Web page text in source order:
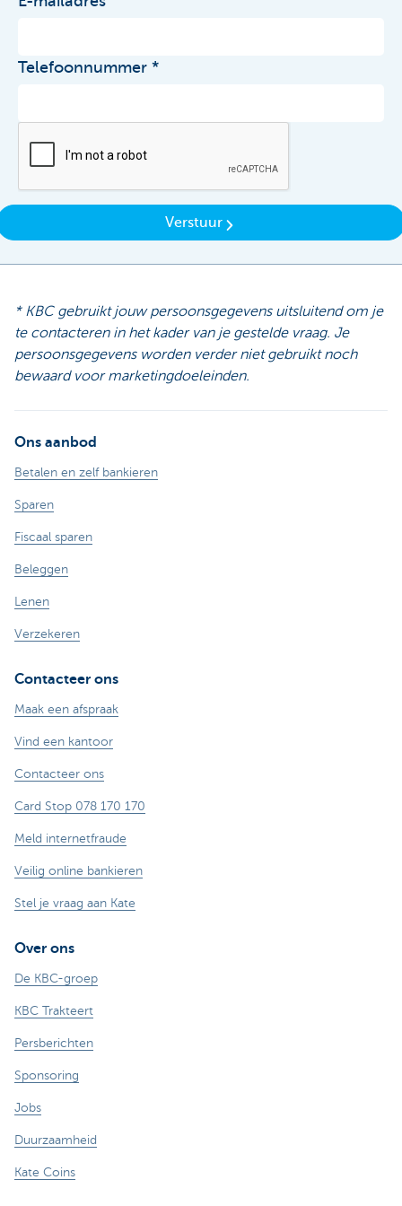
Telefoonnummer
Verstuur
* KBC gebruikt jouw persoonsgegevens uitsluitend om je
te contacteren in het kader van je gestelde vraag. Je
persoonsgegevens worden verder niet gebruikt noch
bewaard voor marketingdoeleinden.
Ons aanbod
Betalen en zelf bankieren
Sparen
Fiscaal sparen
Beleggen
Lenen
Verzekeren
Contacteer ons
Maak een afspraak
Vind een kantoor
Contacteer ons
Card Stop 078 170 170
Meld internetfraude
Veilig online bankieren
Stel je vraag aan Kate
Over ons
De KBC-groep
KBC Trakteert
Persberichten
Sponsoring
Jobs
Duurzaamheid
Kate Coins